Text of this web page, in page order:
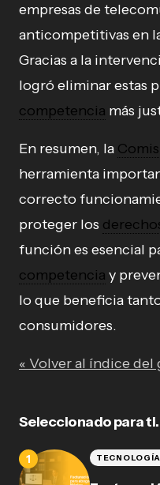
empresas de
anticompetitivas en
Gracias a la
logró eliminar estas
competencia más
En resumen, la
herramienta
correcto
proteger los
función es esencial
competencia y
lo que beneficia
consumidores.
« Volver al índice del
Seleccionado para ti.